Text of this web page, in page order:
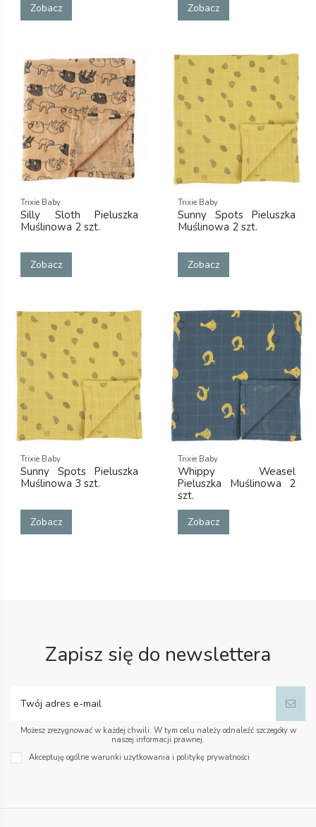
Zobacz Zobacz
Trixie Baby
Silly Sloth Pieluszka
Muślinowa 2 szt.
Zobacz
Trixie Baby
Sunny Spots Pieluszka
Muślinowa 2 szt.
Zobacz
Trixie Baby
Sunny Spots Pieluszka
Muślinowa 3 szt.
Zobacz
Trixie Baby
Whippy Weasel
Pieluszka Muślinowa 2
szt.
Zobacz
Zapisz się do newslettera
Możesz zrezygnować w każdej chwili. W tym celu należy odnaleźć szczegóły w
naszej informacji prawnej.
Akceptuję ogólne warunki użytkowania i politykę prywatności